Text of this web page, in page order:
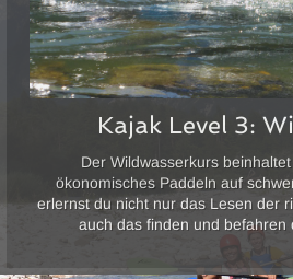
Kajak Level 3:
Der Wildwasserkurs
ökonomisches Paddeln auf
erlernst du nicht nur das Lesen der
auch das finden und befahren